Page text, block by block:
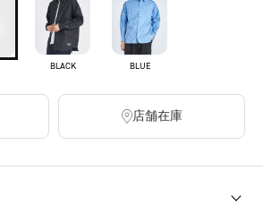
BLACK BLUE
店舗在庫